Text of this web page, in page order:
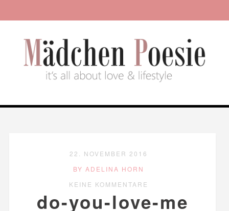
22. NOVEMBER 2016
BY ADELINA HORN
KEINE KOMMENTARE
do-you-love-me